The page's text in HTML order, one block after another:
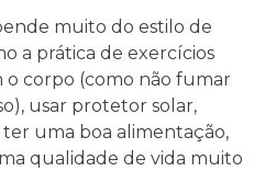
muito do estilo de
a prática de exercícios
o corpo (como não fumar
usar protetor solar,
uma boa alimentação,
qualidade de vida muito